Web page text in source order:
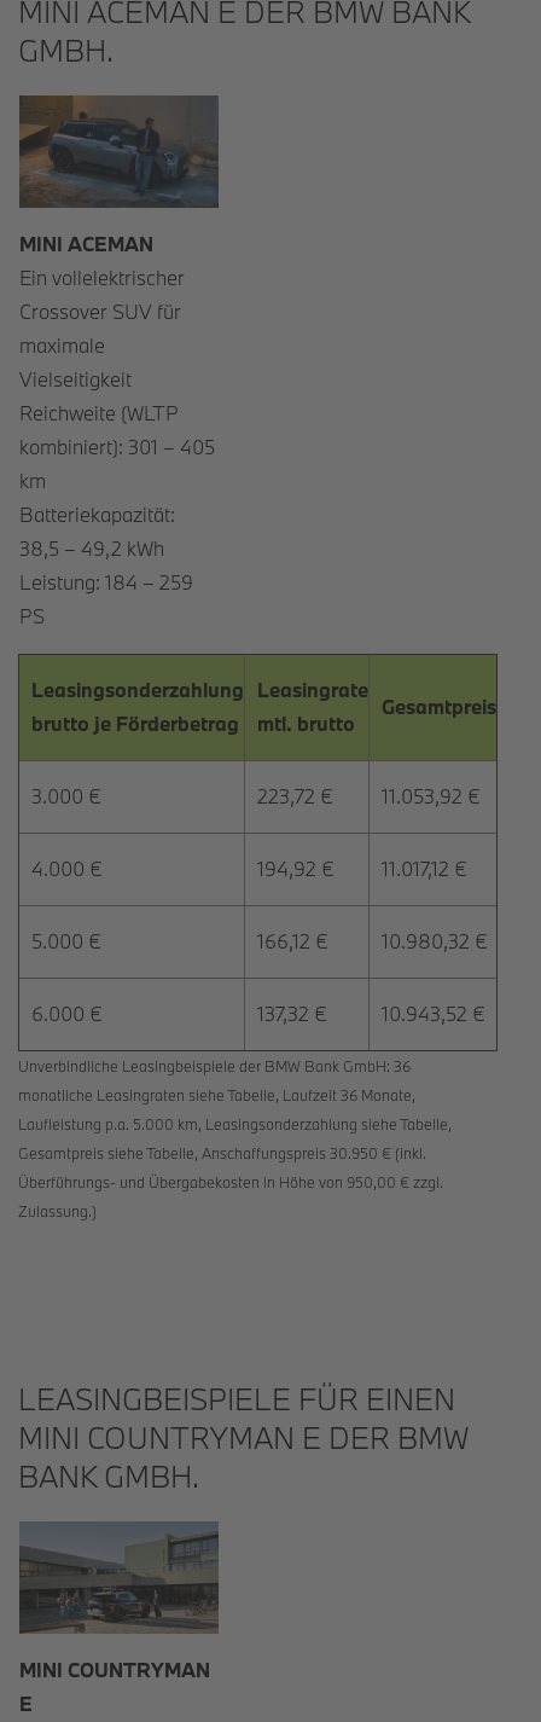
MINI ACEMAN E DER BMW BANK
GMBH.
MINI ACEMAN
Ein vollelektrischer
Crossover SUV für
maximale
Vielseitigkeit
Reichweite (WLTP
kombiniert): 301 – 405
km
Batteriekapazität:
38,5 – 49,2 kWh
Leistung: 184 – 259
PS
Leasingsonderzahlung
brutto je Förderbetrag
Leasingrate
mtl. brutto
Gesamtpreis
3.000 € 223,72 € 11.053,92 €
4.000 € 194,92 € 11.017,12 €
5.000 € 166,12 € 10.980,32 €
6.000 € 137,32 € 10.943,52 €
Unverbindliche Leasingbeispiele der BMW Bank GmbH: 36
monatliche Leasingraten siehe Tabelle, Laufzeit 36 Monate,
Laufleistung p.a. 5.000 km, Leasingsonderzahlung siehe Tabelle,
Gesamtpreis siehe Tabelle, Anschaffungspreis 30.950 € (inkl.
Überführungs- und Übergabekosten in Höhe von 950,00 € zzgl.
Zulassung.)
LEASINGBEISPIELE FÜR EINEN
MINI COUNTRYMAN E DER BMW
BANK GMBH.
MINI COUNTRYMAN
E